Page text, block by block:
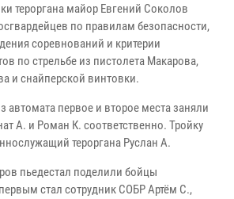
тероргана майор Евгений Соколов
по правилам безопасности,
соревнований и критерии
по стрельбе из пистолета Макарова,
и снайперской винтовки.
автомата первое и второе места заняли
А. и Роман К. соответственно. Тройку
тероргана Руслан А.
пьедестал поделили бойцы
стал сотрудник СОБР Артём С.,